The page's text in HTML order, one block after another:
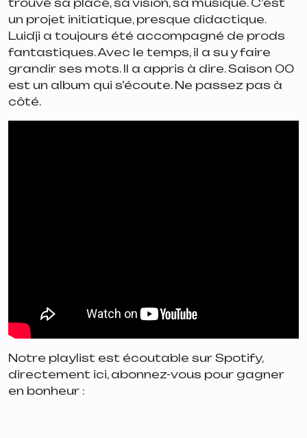
trouvé sa place, sa vision, sa musique. C’est
un projet initiatique, presque didactique.
Luidji a toujours été accompagné de prods
fantastiques. Avec le temps, il a su y faire
grandir ses mots. Il a appris à dire.Saison 00
est un album qui s’écoute. Ne passez pas à
côté.
Notre playlist est écoutable sur Spotify,
directement ici, abonnez-vous pour gagner
en bonheur :